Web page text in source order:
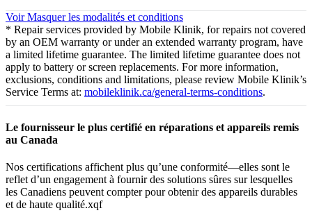
Voir Masquerles modalités et conditions
* Repair services provided by Mobile Klinik, for repairs not covered
by an OEM warranty or under an extended warranty program, have
a limited lifetime guarantee. The limited lifetime guarantee does not
apply to battery or screen replacements. For more information,
exclusions, conditions and limitations, please review Mobile Klinik’s
Service Terms at: mobileklinik.ca/general-terms-conditions.
Le fournisseur le plus certifié en réparations et appareils remis
au Canada
Nos certifications affichent plus qu’une conformité—elles sont le
reflet d’un engagement à fournir des solutions sûres sur lesquelles
les Canadiens peuvent compter pour obtenir des appareils durables
et de haute qualité.xqf